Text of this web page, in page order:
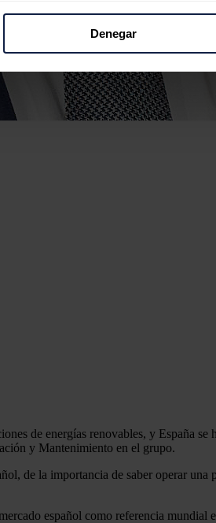
personalizar el contenido y los
información sobre el uso que haga
Denegar
de energías renovables, y España
y Mantenimiento en el grupo.
de la importancia de saber operar
español como referencia